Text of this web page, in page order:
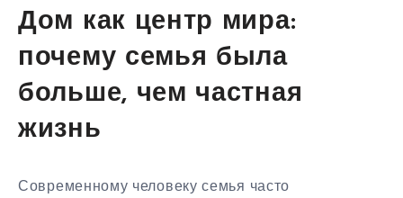
Дом как центр мира:
почему семья была
больше, чем частная
жизнь
Современному человеку семья часто